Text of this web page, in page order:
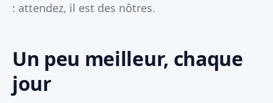
: attendez, il est des nôtres.
Un peu meilleur, chaque
jour